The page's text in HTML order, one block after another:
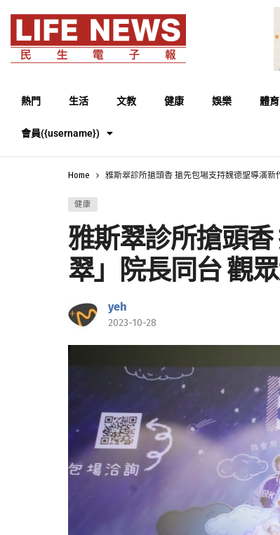
熱門 生活 文教 健康 娛樂 體育
會員({username})
Home 雅斯翠診所搶頭香 搶先包場支持魏德聖導演新
健康
雅斯翠診所搶頭
翠」院長同台 觀
yeh
2023-10-28